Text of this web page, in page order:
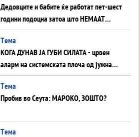
Дедовците и бабите ќе работат пет-шест
години подоцна затоа што НЕМААТ
ВНУЦИ ДА ГИ ЗАМЕНАТ
Tема
КОГА ДУНАВ ЈА ГУБИ СИЛАТА - црвен
аларм на системската плоча од јужна
Германија до Црното Море...
Tема
Пробив во Сеута: МАРОКО, ЗОШТО?
Tема